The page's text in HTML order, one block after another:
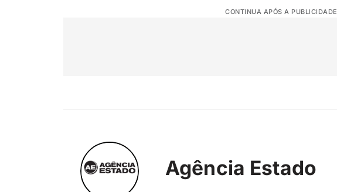
CONTINUA APÓS A PUBLICIDADE
Agência Estado